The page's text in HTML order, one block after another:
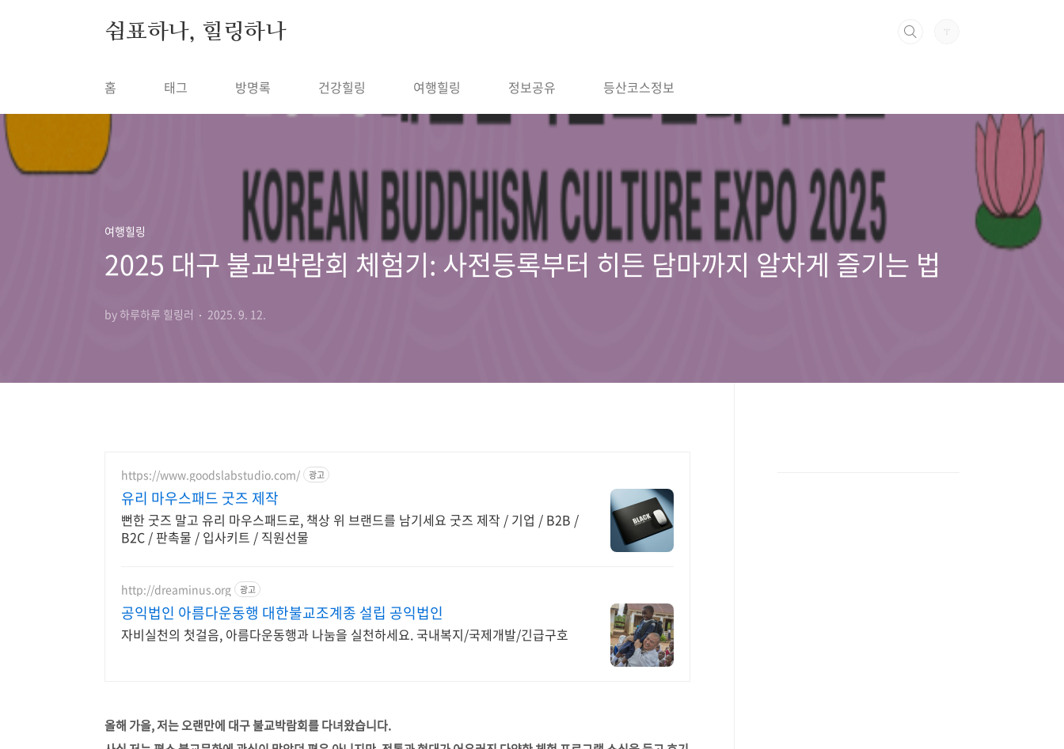
쉼표하나, 힐링하나
홈 태그 방명록 건강힐링 여행힐링 정보공유 등산코스정보
여행힐링
2025 대구 불교박람회 체험기: 사전등록부터 히든 담마까지 알차게 즐기는 법
by 하루하루 힐링러 2025. 9. 12.
https://www.goodslabstudio.com/ 광고
유리 마우스패드 굿즈 제작
뻔한 굿즈 말고 유리 마우스패드로, 책상 위 브랜드를 남기세요 굿즈 제작 / 기업 / B2B /
B2C / 판촉물 / 입사키트 / 직원선물
http://dreaminus.org 광고
공익법인 아름다운동행 대한불교조계종 설립 공익법인
자비실천의 첫걸음, 아름다운동행과 나눔을 실천하세요. 국내복지/국제개발/긴급구호
올해 가을, 저는 오랜만에 대구 불교박람회를 다녀왔습니다.